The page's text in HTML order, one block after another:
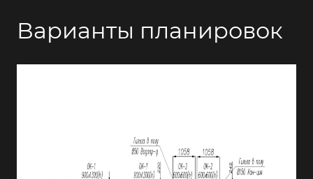
Варианты планировок